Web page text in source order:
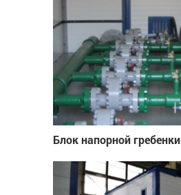
Блок напорной гребенки